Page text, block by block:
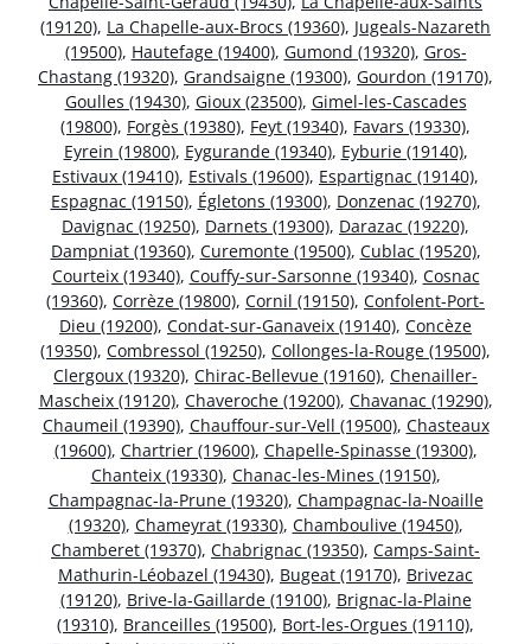
(19120), La Chapelle-aux-Brocs (19360), Jugeals-Nazareth
(19500), Hautefage (19400), Gumond (19320), Gros-
Chastang (19320), Grandsaigne (19300), Gourdon (19170),
Goulles (19430), Gioux (23500), Gimel-les-Cascades
(19800), Forgès (19380), Feyt (19340), Favars (19330),
Eyrein (19800), Eygurande (19340), Eyburie (19140),
Estivaux (19410), Estivals (19600), Espartignac (19140),
Espagnac (19150), Égletons (19300), Donzenac (19270),
Davignac (19250), Darnets (19300), Darazac (19220),
Dampniat (19360), Curemonte (19500), Cublac (19520),
Courteix (19340), Couffy-sur-Sarsonne (19340), Cosnac
(19360), Corrèze (19800), Cornil (19150), Confolent-Port-
Dieu (19200), Condat-sur-Ganaveix (19140), Concèze
(19350), Combressol (19250), Collonges-la-Rouge (19500),
Clergoux (19320), Chirac-Bellevue (19160), Chenailler-
Mascheix (19120), Chaveroche (19200), Chavanac (19290),
Chaumeil (19390), Chauffour-sur-Vell (19500), Chasteaux
(19600), Chartrier (19600), Chapelle-Spinasse (19300),
Chanteix (19330), Chanac-les-Mines (19150),
Champagnac-la-Prune (19320), Champagnac-la-Noaille
(19320), Chameyrat (19330), Chamboulive (19450),
Chamberet (19370), Chabrignac (19350), Camps-Saint-
Mathurin-Léobazel (19430), Bugeat (19170), Brivezac
(19120), Brive-la-Gaillarde (19100), Brignac-la-Plaine
(19310), Branceilles (19500), Bort-les-Orgues (19110),